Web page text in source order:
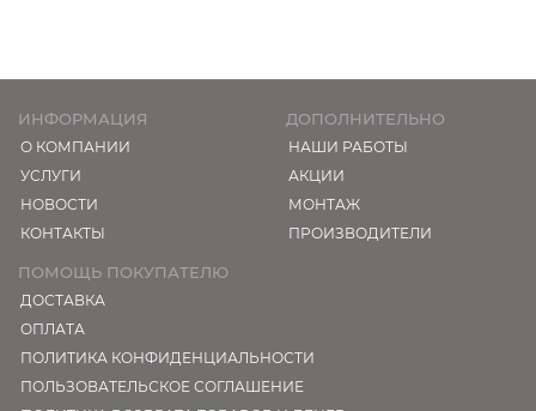
ИНФОРМАЦИЯ
О КОМПАНИИ
УСЛУГИ
НОВОСТИ
КОНТАКТЫ
ДОПОЛНИТЕЛЬНО
НАШИ РАБОТЫ
АКЦИИ
МОНТАЖ
ПРОИЗВОДИТЕЛИ
ПОМОЩЬ ПОКУПАТЕЛЮ
ДОСТАВКА
ОПЛАТА
ПОЛИТИКА КОНФИДЕНЦИАЛЬНОСТИ
ПОЛЬЗОВАТЕЛЬСКОЕ СОГЛАШЕНИЕ